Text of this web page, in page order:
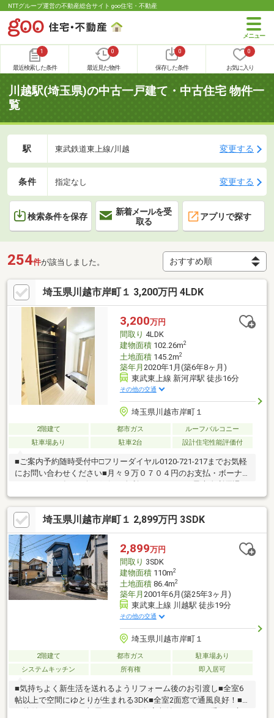
NTTグループ運営の不動産総合サイト goo住宅・不動産
1
最近検索した条件
0
最近見た物件
0
保存した条件
0
お気に入り
川越駅(埼玉県)の中古一戸建て・中古住宅 物件一
覧
駅 東武鉄道東上線/川越 変更する
条件 指定なし 変更する
検索条件を保存
新着メールを受
取る
アプリで探す
254件が該当しました。
埼玉県川越市岸町１ 3,200万円 4LDK
3,200万円
間取り 4LDK
建物面積102.26m2
土地面積145.2m2
築年月 2020年1月(築6年8ヶ月)
東武東上線 新河岸駅 徒歩16分
その他の交通
埼玉県川越市岸町１
2階建て 都市ガス
ルーフバルコニー
駐車場あり
駐車2台 設計住宅性能評価付
■ご案内予約随時受付中□フリーダイヤル0120-721-217までお気軽
にお問い合わせください■月々９万０７０４円のお支払・ボーナ
時）～写真撮影スタッフから～■各部屋広々、日当たり良好です□
充実の生活設備が整い、快適な暮らしができます！■駐車スペー
スも広々、２台駐車可能□2020年1月新築、室内大変綺麗です！
「探し始めなのでとりあえず物件を見てみたい」「家賃を資産と
して支払っていきたい」「全部ローンにしたい・・・」「頭金０
円にしたい！」 等々皆さんの「したい」にお応えします！！
埼玉県川越市岸町１ 2,899万円 3SDK
2,899万円
間取り 3SDK
建物面積110m2
土地面積86.4m2
築年月 2001年6月(築25年3ヶ月)
東武東上線 川越駅 徒歩19分
その他の交通
埼玉県川越市岸町１
2階建て 都市ガス
駐車場あり
システムキッチン
所有権 即入居可
■気持ちよく新生活を送れるようリフォーム後のお引渡し■全室6
帖以上で空間にゆとりが生まれる3DK■全室2面窓で通風良好！■